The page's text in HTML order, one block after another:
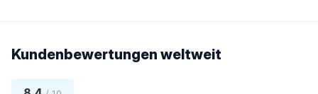
Kundenbewertungen weltweit